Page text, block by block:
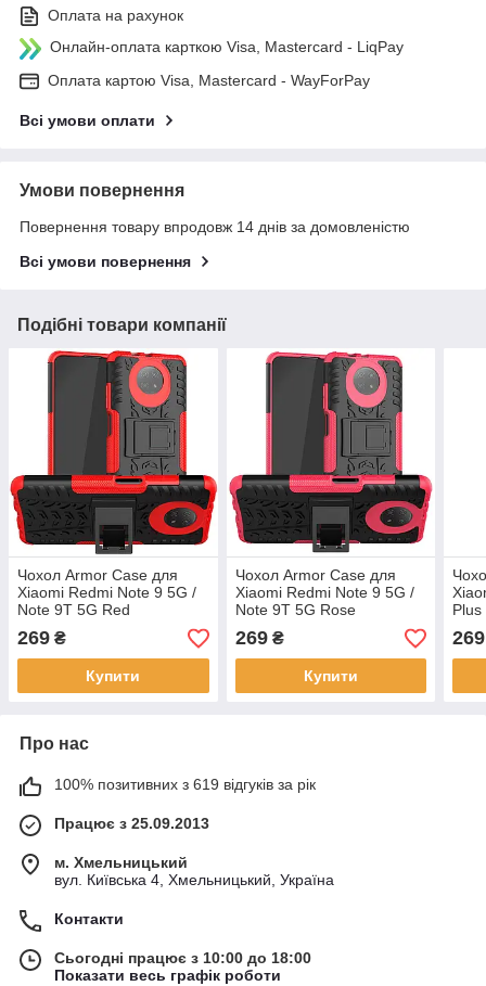
Оплата на рахунок
Онлайн-оплата карткою Visa, Mastercard - LiqPay
Оплата картою Visa, Mastercard - WayForPay
Всі умови оплати
Умови повернення
Повернення товару впродовж 14 днів за домовленістю
Всі умови повернення
Подібні товари компанії
Чохол Armor Case для
Xiaomi Redmi Note 9 5G /
Note 9T 5G Red
269 ₴
Купити
Чохол Armor Case для
Xiaomi Redmi Note 9 5G /
Note 9T 5G Rose
269₴
Купити
Plus
269
Про нас
100% позитивних з 619 відгуків за рік
Працює з 25.09.2013
м. Хмельницький
вул. Київська 4, Хмельницький, Україна
Контакти
Сьогодні працює з 10:00 до 18:00
Показати весь графік роботи